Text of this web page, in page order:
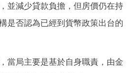
並減少貸款負擔，但房價仍在持
是否認為已經到貨幣政策出台的
當局主要是基於自身職責，由金